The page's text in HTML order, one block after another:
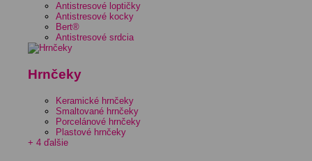
Antistresové loptičky
Antistresové kocky
Bert®
Antistresové srdcia
Hrnčeky
Keramické hrnčeky
Smaltované hrnčeky
Porcelánové hrnčeky
Plastové hrnčeky
+ 4 ďalšie